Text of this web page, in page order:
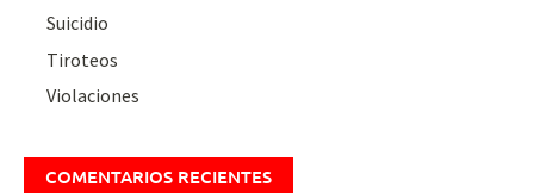
Suicidio
Tiroteos
Violaciones
COMENTARIOS RECIENTES